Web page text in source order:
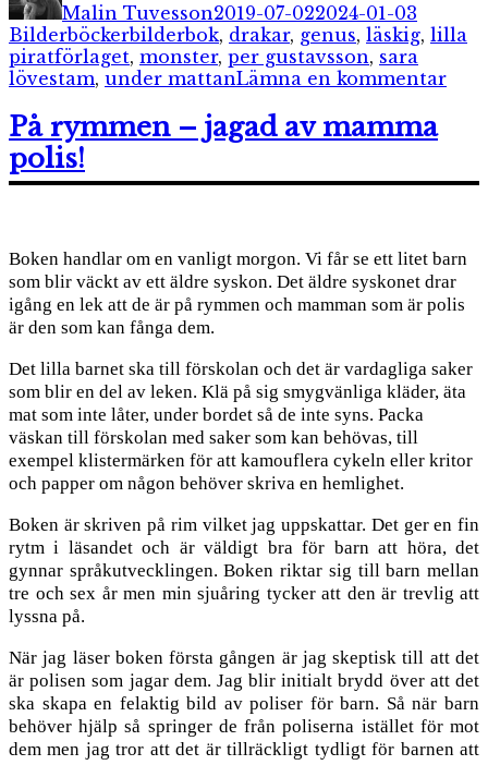
Malin Tuvesson2019-07-022024-01-03
BilderböckerEtiketter
bilderbok, drakar, genus, läskig, lilla
piratförlaget, monster, per gustavsson, sara
lövestam, under mattanLämna en kommentartill
På rymmen – jagad av mamma
polis!
Boken handlar om en vanligt morgon. Vi får se ett litet barn
som blir väckt av ett äldre syskon. Det äldre syskonet drar
igång en lek att de är på rymmen och mamman som är polis
är den som kan fånga dem.
Det lilla barnet ska till förskolan och det är vardagliga saker
som blir en del av leken. Klä på sig smygvänliga kläder, äta
mat som inte låter, under bordet så de inte syns. Packa
väskan till förskolan med saker som kan behövas, till
exempel klistermärken för att kamouflera cykeln eller kritor
och papper om någon behöver skriva en hemlighet.
Boken är skriven på rim vilket jag uppskattar. Det ger en fin
rytm i läsandet och är väldigt bra för barn att höra, det
gynnar språkutvecklingen. Boken riktar sig till barn mellan
tre och sex år men min sjuåring tycker att den är trevlig att
lyssna på.
När jag läser boken första gången är jag skeptisk till att det
är polisen som jagar dem. Jag blir initialt brydd över att det
ska skapa en felaktig bild av poliser för barn. Så när barn
behöver hjälp så springer de från poliserna istället för mot
dem men jag tror att det är tillräckligt tydligt för barnen att